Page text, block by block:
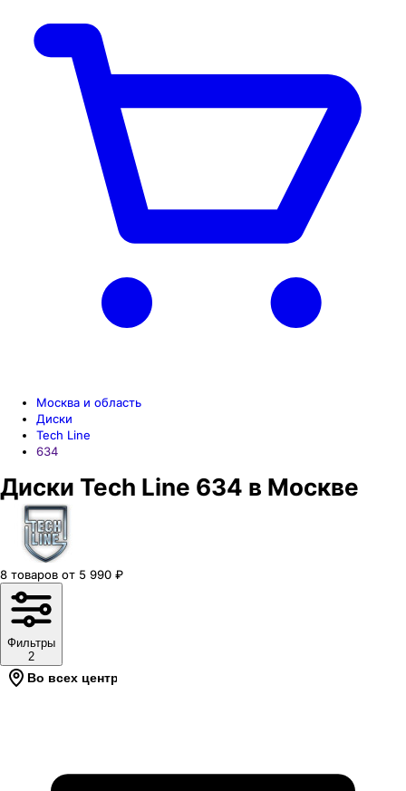
Москва и область
Диски
Tech Line
634
Диски Tech Line 634 в Москве
8 товаров от 5 990 ₽
Фильтры
2
Во всех центрах